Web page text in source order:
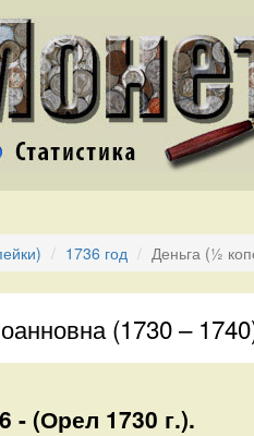
1736 год Деньга (½
(1730 –
- (Орел 1730 г.).